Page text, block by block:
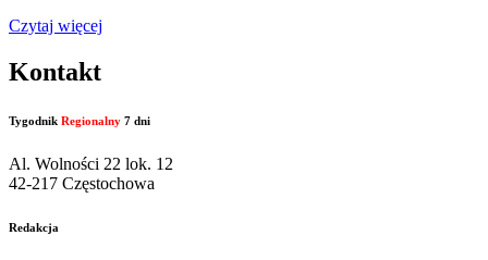
Czytaj więcej
Kontakt
Tygodnik Regionalny 7 dni
Al. Wolności 22 lok. 12
42-217 Częstochowa
Redakcja